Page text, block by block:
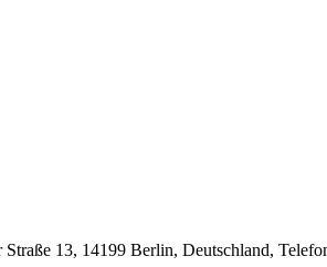
13, 14199 Berlin, Deutschland,